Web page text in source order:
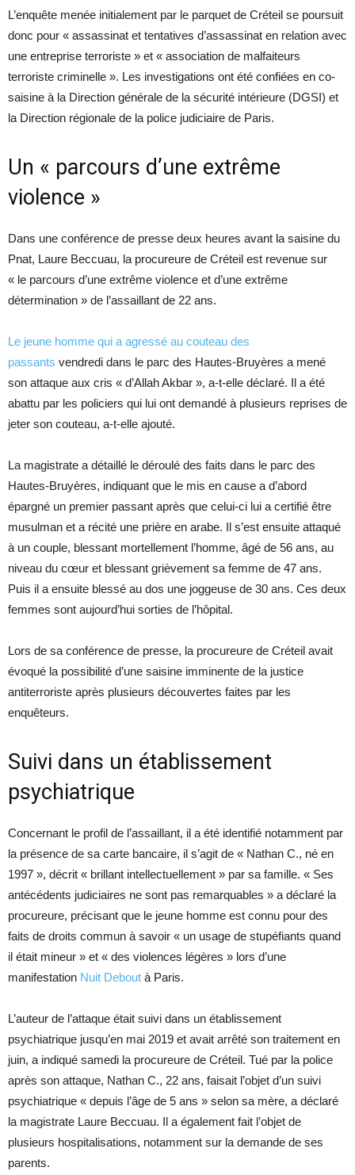
L’enquête menée initialement par le parquet de Créteil se poursuit
donc pour « assassinat et tentatives d’assassinat en relation avec
une entreprise terroriste » et « association de malfaiteurs
terroriste criminelle ». Les investigations ont été confiées en co-
saisine à la Direction générale de la sécurité intérieure (DGSI) et
la Direction régionale de la police judiciaire de Paris.
Un « parcours d’une extrême
violence »
Dans une conférence de presse deux heures avant la saisine du
Pnat, Laure Beccuau, la procureure de Créteil est revenue sur
« le parcours d’une extrême violence et d’une extrême
détermination » de l’assaillant de 22 ans.
Le jeune homme qui a agressé au couteau des
passants vendredi dans le parc des Hautes-Bruyères a mené
son attaque aux cris « d’Allah Akbar », a-t-elle déclaré. Il a été
abattu par les policiers qui lui ont demandé à plusieurs reprises de
jeter son couteau, a-t-elle ajouté.
La magistrate a détaillé le déroulé des faits dans le parc des
Hautes-Bruyères, indiquant que le mis en cause a d’abord
épargné un premier passant après que celui-ci lui a certifié être
musulman et a récité une prière en arabe. Il s’est ensuite attaqué
à un couple, blessant mortellement l’homme, âgé de 56 ans, au
niveau du cœur et blessant grièvement sa femme de 47 ans.
Puis il a ensuite blessé au dos une joggeuse de 30 ans. Ces deux
femmes sont aujourd’hui sorties de l’hôpital.
Lors de sa conférence de presse, la procureure de Créteil avait
évoqué la possibilité d’une saisine imminente de la justice
antiterroriste après plusieurs découvertes faites par les
enquêteurs.
Suivi dans un établissement
psychiatrique
Concernant le profil de l’assaillant, il a été identifié notamment par
la présence de sa carte bancaire, il s’agit de « Nathan C., né en
1997 », décrit « brillant intellectuellement » par sa famille. « Ses
antécédents judiciaires ne sont pas remarquables » a déclaré la
procureure, précisant que le jeune homme est connu pour des
faits de droits commun à savoir « un usage de stupéfiants quand
il était mineur » et « des violences légères » lors d’une
manifestation Nuit Debout à Paris.
L’auteur de l’attaque était suivi dans un établissement
psychiatrique jusqu’en mai 2019 et avait arrêté son traitement en
juin, a indiqué samedi la procureure de Créteil. Tué par la police
après son attaque, Nathan C., 22 ans, faisait l’objet d’un suivi
psychiatrique « depuis l’âge de 5 ans » selon sa mère, a déclaré
la magistrate Laure Beccuau. Il a également fait l’objet de
plusieurs hospitalisations, notamment sur la demande de ses
parents.